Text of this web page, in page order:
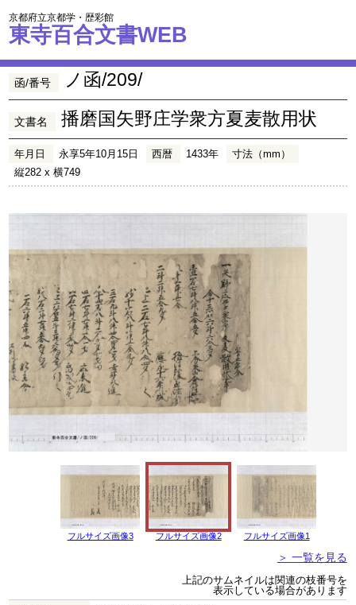
京都府立京都学・歴彩館
東寺百合文書WEB
函/番号 ノ函/209/
文書名 播磨国矢野庄学衆方夏麦散用状
年月日 永享5年10月15日 西暦 1433年
寸法（mm）
縦282 x 横749
フルサイズ画像3 フルサイズ画像2 フルサイズ画像1
＞ 一覧を見る
上記のサムネイルは関連の枝番号を
表示している場合があります